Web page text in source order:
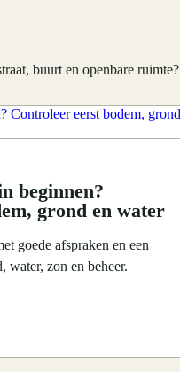
buurt en openbare ruimte?
beginnen?
grond en water
goede afspraken en een
water, zon en beheer.